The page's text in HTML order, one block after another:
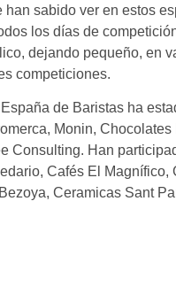
han sabido ver en estos
los días de
dejando pequeño, en
competiciones.
de Baristas ha
Monin,
Consulting. Han
Cafés El
Ceramicas Sant